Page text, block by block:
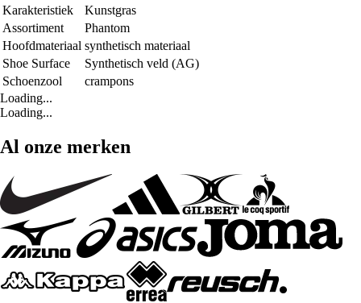
Karakteristiek
Kunstgras
Assortiment
Phantom
Hoofdmateriaal synthetisch materiaal
Shoe Surface
Synthetisch veld (AG)
Schoenzool
crampons
Loading...
Loading...
Al onze merken